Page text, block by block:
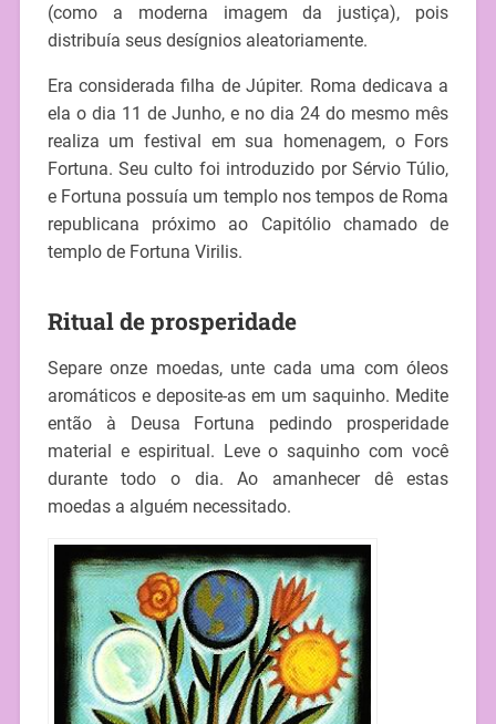
(como a moderna imagem da justiça), pois
distribuía seus desígnios aleatoriamente.
Era considerada filha de Júpiter. Roma dedicava a
ela o dia 11 de Junho, e no dia 24 do mesmo mês
realiza um festival em sua homenagem, o Fors
Fortuna. Seu culto foi introduzido por Sérvio Túlio,
e Fortuna possuía um templo nos tempos de Roma
republicana próximo ao Capitólio chamado de
templo de Fortuna Virilis.
Ritual de prosperidade
Separe onze moedas, unte cada uma com óleos
aromáticos e deposite-as em um saquinho. Medite
então à Deusa Fortuna pedindo prosperidade
material e espiritual. Leve o saquinho com você
durante todo o dia. Ao amanhecer dê estas
moedas a alguém necessitado.